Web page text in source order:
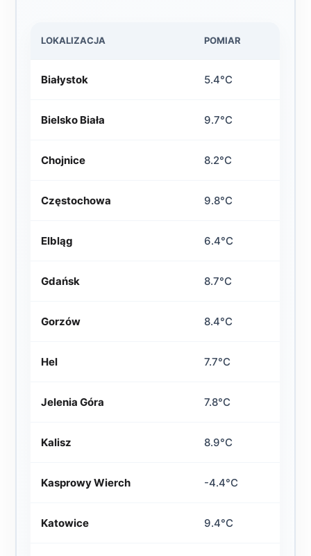
LOKALIZACJA POMIAR
Białystok 5.4°C
Bielsko Biała 9.7°C
Chojnice 8.2°C
Częstochowa 9.8°C
Elbląg 6.4°C
Gdańsk 8.7°C
Gorzów 8.4°C
Hel 7.7°C
Jelenia Góra 7.8°C
Kalisz 8.9°C
Kasprowy Wierch -4.4°C
Katowice 9.4°C